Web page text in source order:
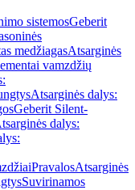
sistemosGeberit
medžiagasAtsarginės
vamzdžių
Atsarginės dalys:
Geberit Silent-
dalys:
PravalosAtsarginės
Suvirinamos